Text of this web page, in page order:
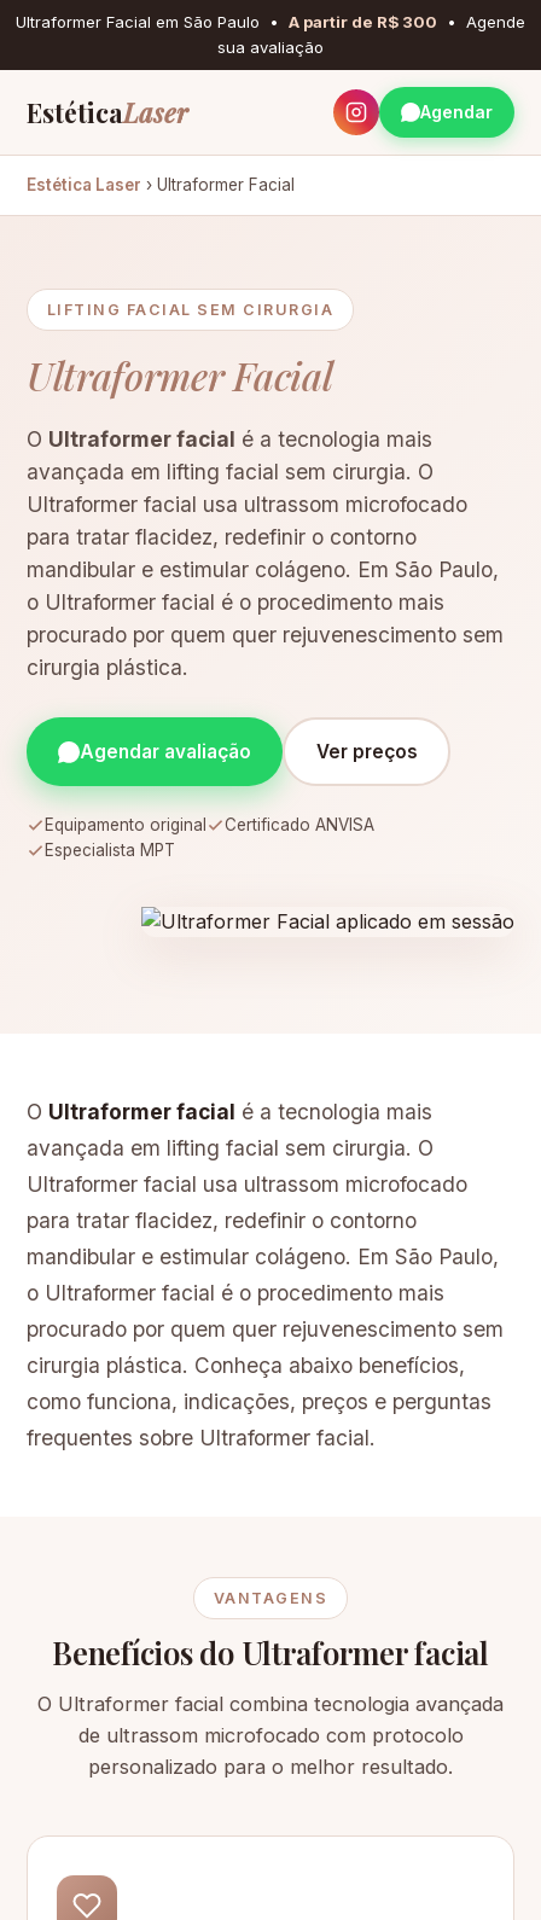
Ultraformer Facial em São Paulo • A partir de R$ 300 • Agende
sua avaliação
EstéticaLaser Agendar
Estética Laser › Ultraformer Facial
LIFTING FACIAL SEM CIRURGIA
Ultraformer Facial
O Ultraformer facial é a tecnologia mais
avançada em lifting facial sem cirurgia. O
Ultraformer facial usa ultrassom microfocado
para tratar flacidez, redefinir o contorno
mandibular e estimular colágeno. Em São Paulo,
o Ultraformer facial é o procedimento mais
procurado por quem quer rejuvenescimento sem
cirurgia plástica.
Agendar avaliação Ver preços
Equipamento original
Certificado ANVISA
Especialista MPT
O Ultraformer facial é a tecnologia mais
avançada em lifting facial sem cirurgia. O
Ultraformer facial usa ultrassom microfocado
para tratar flacidez, redefinir o contorno
mandibular e estimular colágeno. Em São Paulo,
o Ultraformer facial é o procedimento mais
procurado por quem quer rejuvenescimento sem
cirurgia plástica. Conheça abaixo benefícios,
como funciona, indicações, preços e perguntas
frequentes sobre Ultraformer facial.
VANTAGENS
Benefícios do Ultraformer facial
O Ultraformer facial combina tecnologia avançada
de ultrassom microfocado com protocolo
personalizado para o melhor resultado.